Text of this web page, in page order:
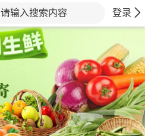
请输入搜索内容 登录